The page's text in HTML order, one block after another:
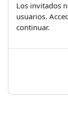
Los invitados
usuarios.
continuar.